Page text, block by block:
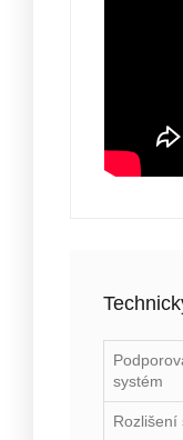
systém
Rozlišení